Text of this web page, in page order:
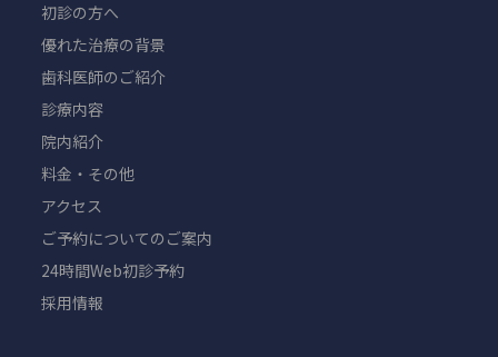
初診の方へ
優れた治療の背景
歯科医師のご紹介
診療内容
院内紹介
料金・その他
アクセス
ご予約についてのご案内
24時間Web初診予約
採用情報